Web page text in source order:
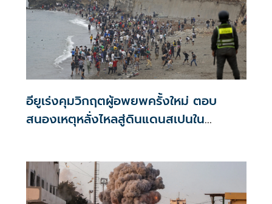
อียูเร่งคุมวิกฤตผู้อพยพครั้งใหม่ ตอบ
สนองเหตุหลั่งไหลสู่ดินแดนสเปนใน